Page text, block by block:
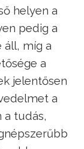
helyen a
pedig a
áll, míg a
a
jelentősen
a
a tudás,